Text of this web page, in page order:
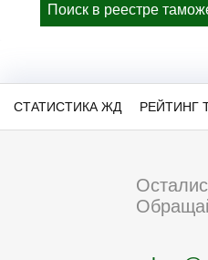
Поиск в реестре
СТАТИСТИКА ЖД РЕЙТИНГ